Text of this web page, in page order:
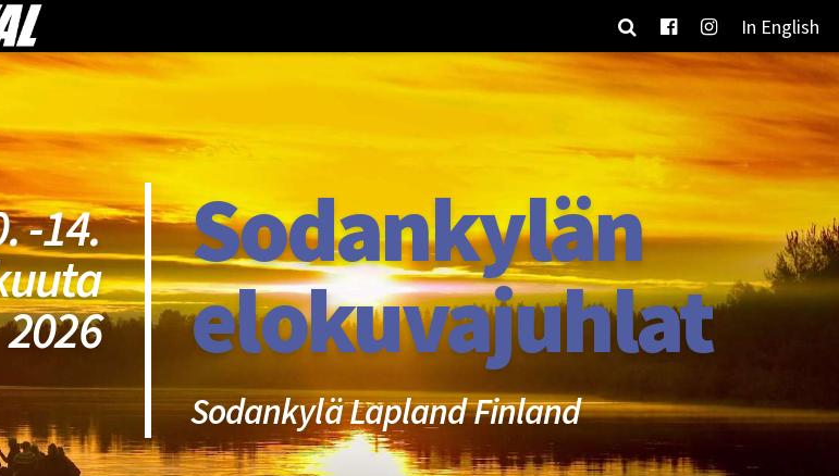
In English
-14.
2026
Sodankylän
elokuvajuhlat
Sodankylä Lapland Finland